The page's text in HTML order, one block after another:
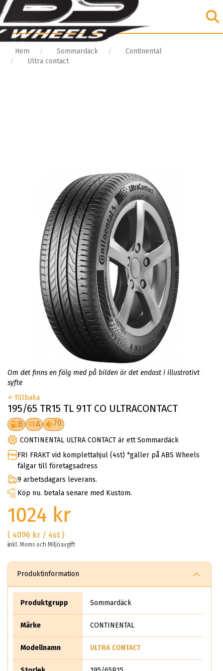
Hem Sommardäck
Continental
Ultra contact
Om det finns en fälg med på bilden är det endast i illustrativt
syfte
Tillbaka
195/65 TR15 TL 91T CO ULTRACONTACT
B A 70
CONTINENTAL ULTRA CONTACT är ett Sommardäck
FRI FRAKT vid komplettahjul (4st) *gäller på ABS Wheels
fälgar till företagsadress
9 arbetsdagars leverans.
Köp nu. betala senare med Kustom.
1024 kr
( 4096 kr / 4st )
inkl. Moms och Miljöavgift
Produktinformation
Produktgrupp Sommardäck
Märke CONTINENTAL
Modellnamn ULTRA CONTACT